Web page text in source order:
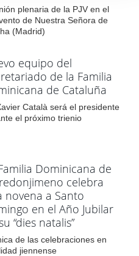
plenaria de la PJV en el
de Nuestra Señora de
(Madrid)
equipo del
de la Familia
de Cataluña
Català será el presidente
el próximo trienio
Dominicana de
celebra
novena a Santo
en el Año Jubilar
“dies natalis”
de las celebraciones en
jiennense